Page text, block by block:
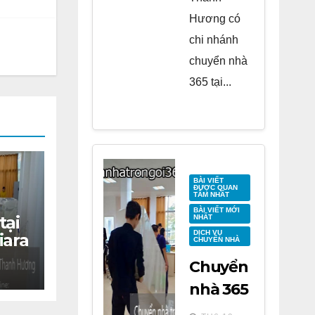
Hương có
chi nhánh
chuyển nhà
365 tại...
BÀI VIẾT
ĐƯỢC QUAN
TÂM NHẤT
BÀI VIẾT MỚI
NHẤT
DỊCH VỤ
CHUYỂN NHÀ
Chuyển
nhà 365